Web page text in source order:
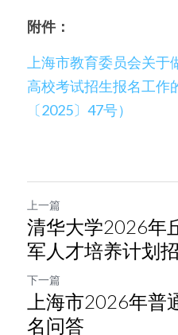
附件：
上海市教育委员会关
高校考试招生报名工作
〔2025〕47号）
上一篇
清华大学2026年
军人才培养计划
下一篇
上海市2026年普
名问答